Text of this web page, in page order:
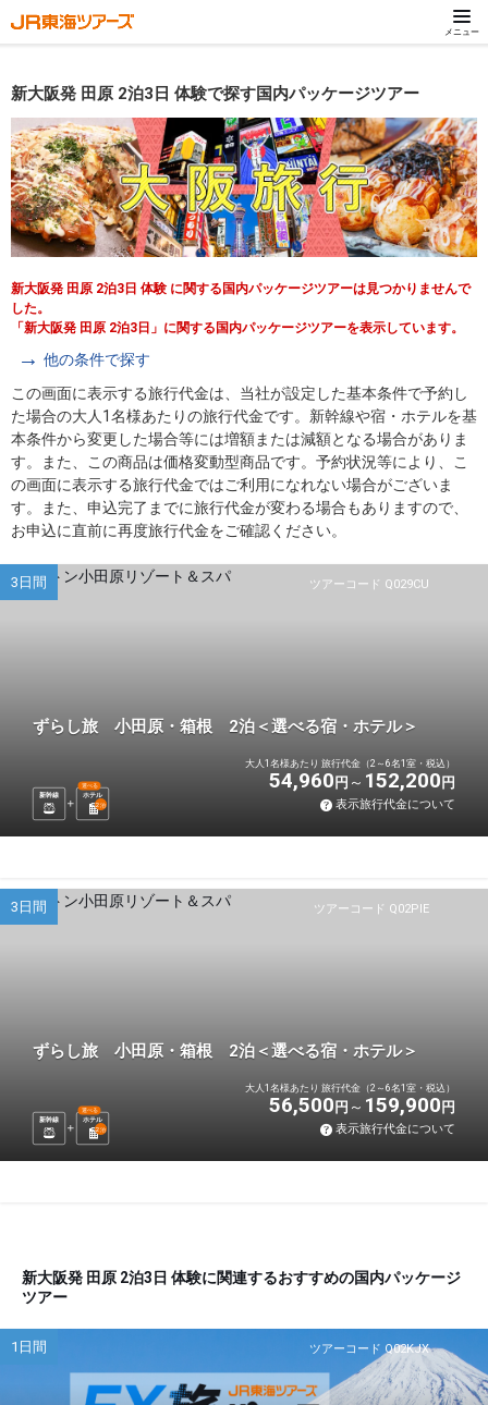
メニュー
新大阪発 田原 2泊3日 体験で探す国内パッケージツアー
新大阪発 田原 2泊3日 体験 に関する国内パッケージツアーは見つかりませんで
した。
「新大阪発 田原 2泊3日」に関する国内パッケージツアーを表示しています。
他の条件で探す
この画面に表示する旅行代金は、当社が設定した基本条件で予約し
た場合の大人1名様あたりの旅行代金です。新幹線や宿・ホテルを基
本条件から変更した場合等には増額または減額となる場合がありま
す。また、この商品は価格変動型商品です。予約状況等により、こ
の画面に表示する旅行代金ではご利用になれない場合がございま
す。また、申込完了までに旅行代金が変わる場合もありますので、
お申込に直前に再度旅行代金をご確認ください。
ツアーコード Q029CU
3日間
ずらし旅 小田原・箱根 2泊＜選べる宿・ホテル＞
新幹線 ホテル
選べる
2泊
大人1名様あたり 旅行代金（2～6名1室・税込）
54,960 円 152,200 円
表示旅行代金について
ツアーコード Q02PIE
3日間
ずらし旅 小田原・箱根 2泊＜選べる宿・ホテル＞
新幹線 ホテル
選べる
2泊
大人1名様あたり 旅行代金（2～6名1室・税込）
56,500 円 159,900 円
表示旅行代金について
新大阪発 田原 2泊3日 体験に関連するおすすめの国内パッケージ
ツアー
ツアーコード Q02KJX
1日間